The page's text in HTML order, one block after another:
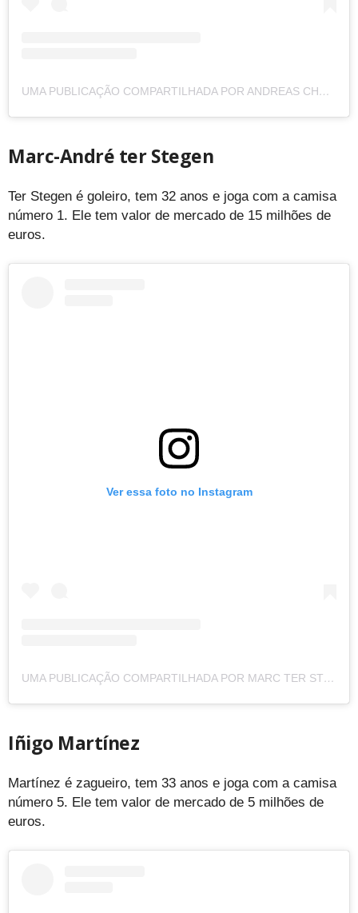
UMA PUBLICAÇÃO COMPARTILHADA POR ANDREAS CHRISTENSEN (@ANDREASCHRISTENSEN3)
Marc-André ter Stegen
Ter Stegen é goleiro, tem 32 anos e joga com a camisa
número 1. Ele tem valor de mercado de 15 milhões de
euros.
Ver essa foto no Instagram
UMA PUBLICAÇÃO COMPARTILHADA POR MARC TER STEGEN (@MTERSTEGEN1)
Iñigo Martínez
Martínez é zagueiro, tem 33 anos e joga com a camisa
número 5. Ele tem valor de mercado de 5 milhões de
euros.